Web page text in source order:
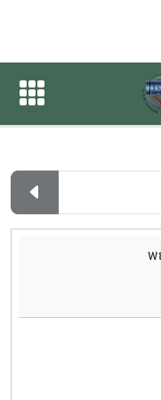
ปฏิทินกิจกร
ปฏิทินกิจกรรมของ
พ